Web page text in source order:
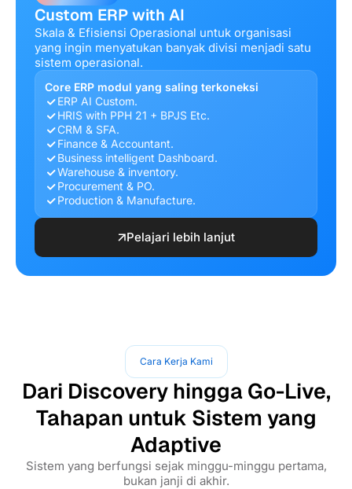
Custom ERP with AI
Skala & Efisiensi Operasional untuk organisasi
yang ingin menyatukan banyak divisi menjadi satu
sistem operasional.
Core ERP modul yang saling terkoneksi
ERP AI Custom.
HRIS with PPH 21 + BPJS Etc.
CRM & SFA.
Finance & Accountant.
Business intelligent Dashboard.
Warehouse & inventory.
Procurement & PO.
Production & Manufacture.
Pelajari lebih lanjut
Cara Kerja Kami
Dari Discovery hingga Go-Live,
Tahapan untuk Sistem yang
Adaptive
Sistem yang berfungsi sejak minggu-minggu pertama,
bukan janji di akhir.